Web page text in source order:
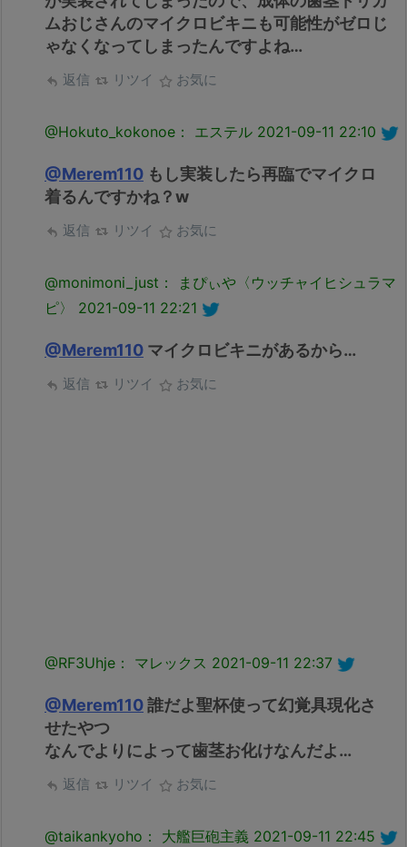
ムおじさんのマイクロビキニも可能性がゼロじ
ゃなくなってしまったんですよね…
返信 リツイ お気に
@Hokuto_kokonoe： エステル 2021-09-11 22:10
@Merem110 もし実装したら再臨でマイクロ
着るんですかね？w
返信 リツイ お気に
@monimoni_just： まぴぃや〈ウッチャイヒシュラマ
ピ〉
2021-09-11 22:21
@Merem110 マイクロビキニがあるから…
返信 リツイ お気に
@RF3Uhje： マレックス 2021-09-11 22:37
@Merem110誰だよ聖杯使って幻覚具現化さ
せたやつ
なんでよりによって歯茎お化けなんだよ…
返信 リツイ お気に
@taikankyoho： 大艦巨砲主義 2021-09-11 22:45